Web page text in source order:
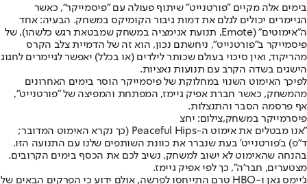
בימים אלה מקיים "פורטנייט" שיתוף פעולה עם "פיסמייקר", כאשר
הגיימרים יכולים לגלם את דמות גיבור הקומיקס במשחק. הבעיה: אחד
ה"אימוטים" (Emote, תנועת אנימציה במשחק שמבטאת רגש כלשהו), של
פיסמייקר ב"פורטנייט", ניחשתם נכון, הוא זה של הדמיית צלב הקרס
מהריקוד, ואין סיכוי בעולם שכותר לילדים (או בכלל) יאפשר לגיימרים לחגוג
הישגים בשדה הקרב עם תנועות נאציות.
לפיכך האימוט השנוי במחלוקת של פיסמייקר הוסר בימים האחרונים
מהמשחק, כאשר חברת אפיק גיימז, המפתחת והמפיצה של "פורטנייט",
אף פרסמה הסבר והתנצלות.
פיסרמייקר במשחק,צילום: יחצ
"אנו מבטלים את אימוט ה-Peaceful Hips (כך נקרא האימוט המדובר;
ד"פ) ב'פורטנייט' בעת שנברר את כוונת השותפים שלנו עם התנועה הזו.
בהנחה שהאימוט לא ישוב למשחק, נשיב לכם את הכסף בימים הקרובים.
מצטערים, חבר'ה", כך לפי אפיק גיימז.
ג'יימס גאן ו-HBO טרם התייחסו לפרשה, אולם ידוע כי הפרקים הבאים של